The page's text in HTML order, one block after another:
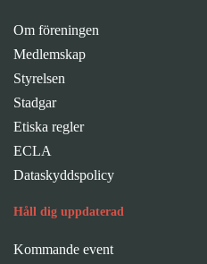
Om föreningen
Medlemskap
Styrelsen
Stadgar
Etiska regler
ECLA
Dataskyddspolicy
Håll dig uppdaterad
Kommande event